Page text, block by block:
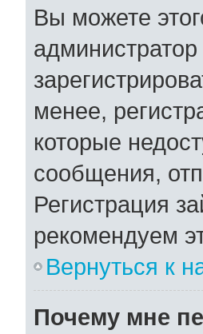
Вы можете
менее,
которые
сообщения,
Регистрация
рекомендуем
Вернуться к
Почему мне